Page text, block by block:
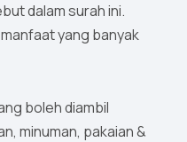
dalam surah ini.
yang banyak
boleh diambil
minuman, pakaian &